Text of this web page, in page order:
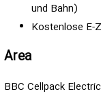
und Bahn)
Kostenlose E-
Area
BBC Cellpack